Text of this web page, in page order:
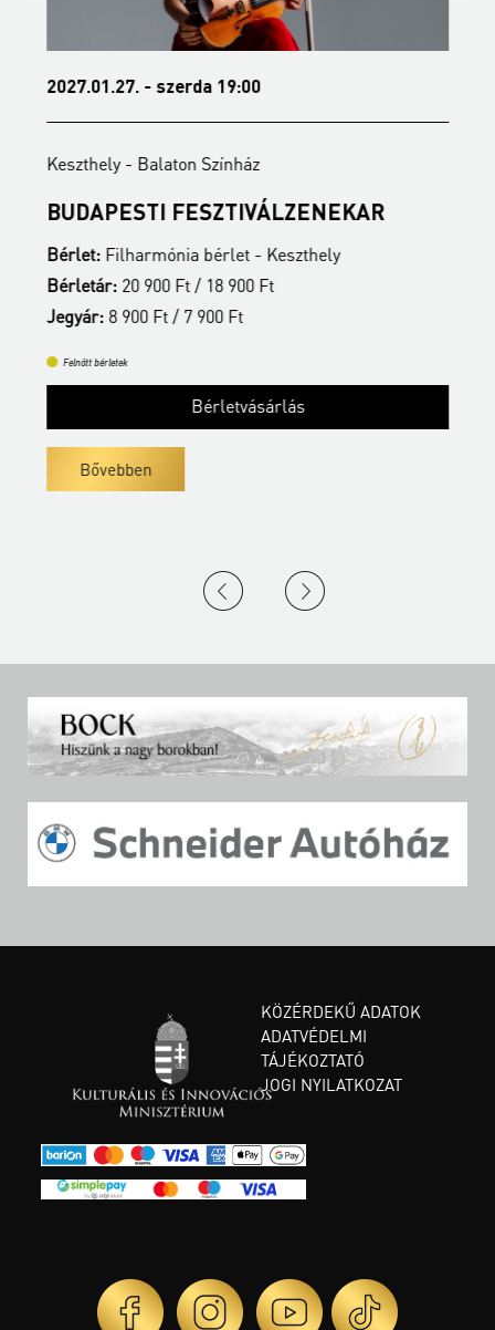
2027.01.27. - szerda 19:00
Keszthely - Balaton Színház
BUDAPESTI FESZTIVÁLZENEKAR
Bérlet: Filharmónia bérlet - Keszthely
Bérletár: 20 900 Ft / 18 900 Ft
Jegyár: 8 900 Ft / 7 900 Ft
Felnőtt bérletek
Bérletvásárlás
Bővebben
KÖZÉRDEKŰ ADATOK
ADATVÉDELMI
TÁJÉKOZTATÓ
JOGI NYILATKOZAT